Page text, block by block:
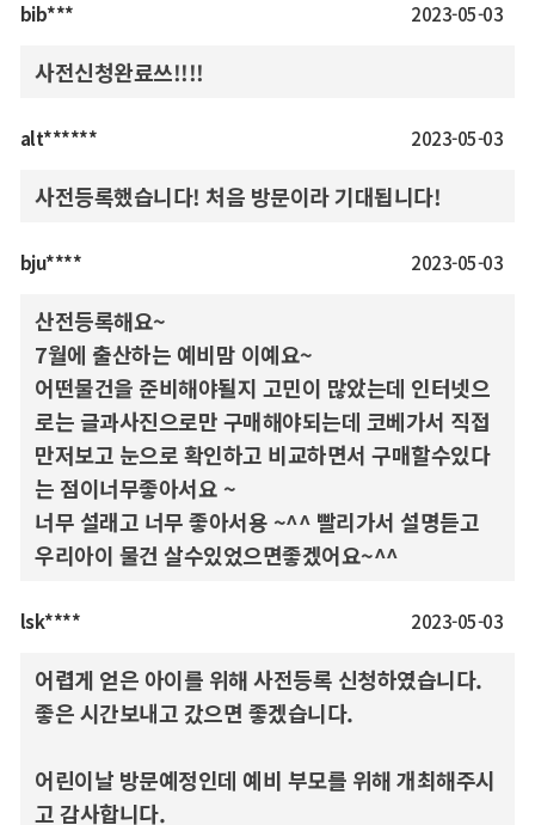
bib*** 2023-05-03
사전신청완료쓰!!!!
alt****** 2023-05-03
사전등록했습니다! 처음 방문이라 기대됩니다!
bju**** 2023-05-03
산전등록해요~
7월에 출산하는 예비맘 이예요~
어떤물건을 준비해야될지 고민이 많았는데 인터넷으
로는 글과사진으로만 구매해야되는데 코베가서 직접
만저보고 눈으로 확인하고 비교하면서 구매할수있다
는 점이너무좋아서요 ~
너무 설래고 너무 좋아서용 ~^^ 빨리가서 설명듣고
우리아이 물건 살수있었으면좋겠어요~^^
lsk**** 2023-05-03
어렵게 얻은 아이를 위해 사전등록 신청하였습니다.
좋은 시간보내고 갔으면 좋겠습니다.
어린이날 방문예정인데 예비 부모를 위해 개최해주시
고 감사합니다.